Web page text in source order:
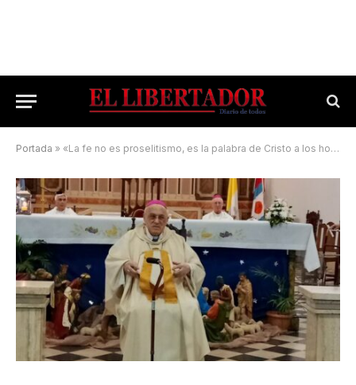
Portada » «La fe no es proselitismo, es la palabra de Cristo a los hombres»